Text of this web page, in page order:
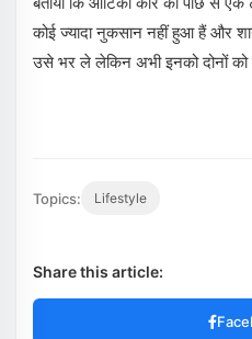
कोई ज्यादा नुकसान नहीं हुआ हैं और
उसे भर ले लेकिन अभी इनको दोनों को
Topics: Lifestyle
Share this article: